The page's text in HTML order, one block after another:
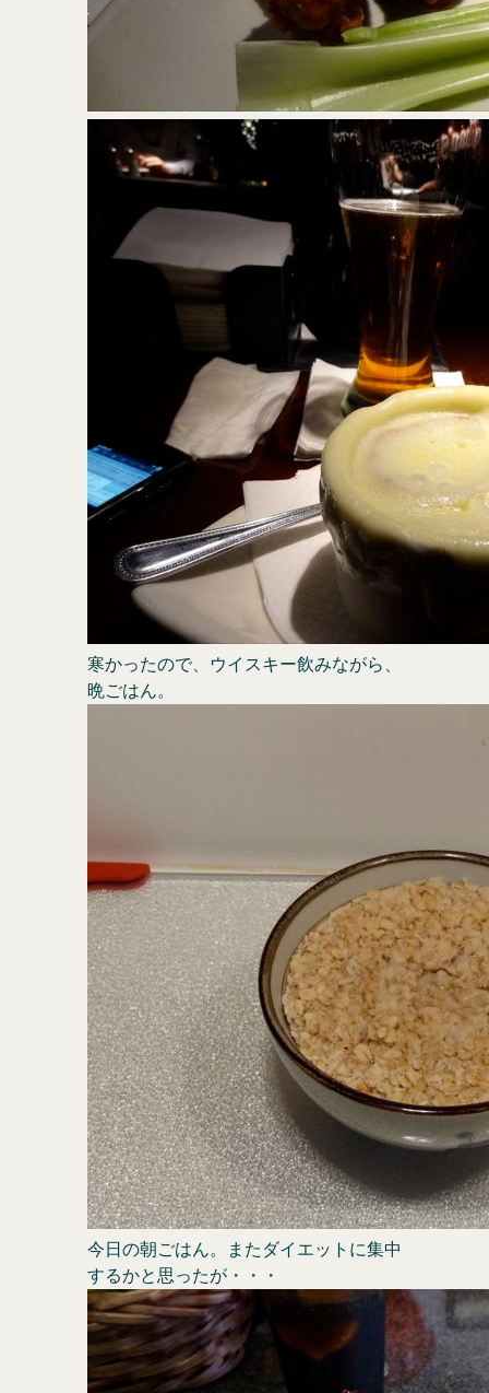
寒かったので、ウイスキー飲みながら、
晩ごはん。
今日の朝ごはん。またダイエットに集中
するかと思ったが・・・